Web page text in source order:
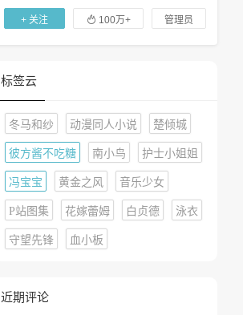
+ 关注  100万+ 管理员
标签云
冬马和纱 动漫同人小说 楚倾城
彼方酱不吃糖 南小鸟 护士小姐姐
冯宝宝 黄金之风 音乐少女
P站图集 花嫁蕾姆 白贞德 泳衣
守望先锋 血小板
近期评论